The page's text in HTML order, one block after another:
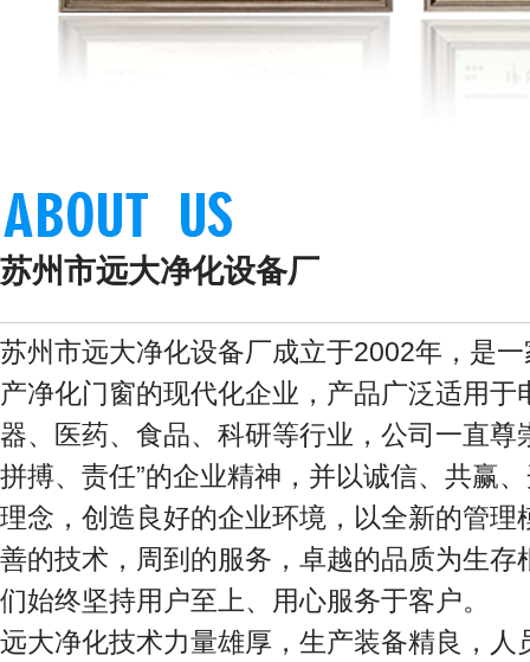
苏州市远大净化设备厂
苏州市远大净化设备厂成立于2002年，是
产净化门窗的现代化企业，产品广泛适用于
器、医药、食品、科研等行业，公司一直尊
拼搏、责任”的企业精神，并以诚信、共赢
理念，创造良好的企业环境，以全新的管理
善的技术，周到的服务，卓越的品质为生存
们始终坚持用户至上、用心服务于客户。
远大净化技术力量雄厚，生产装备精良，人